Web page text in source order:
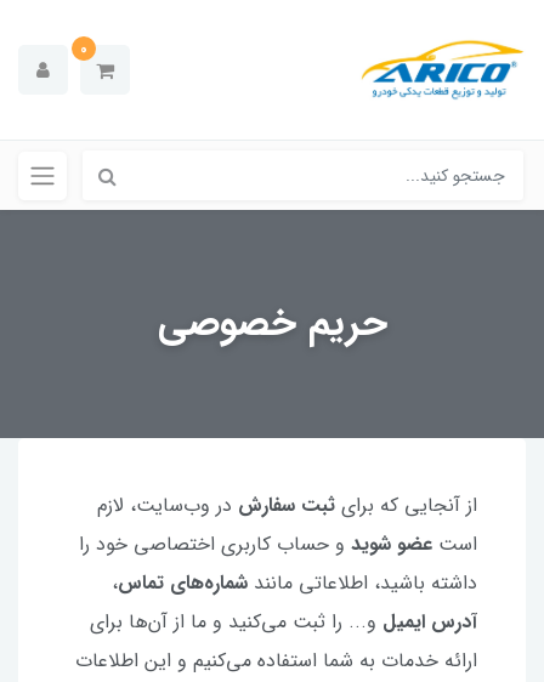
0
حریم خصوصی
از آنجایی که برای ثبت سفارش در وب‌سایت، لازم
است عضو شوید و حساب کاربری اختصاصی خود را
داشته باشید، اطلاعاتی مانند شماره‌های تماس،
آدرس ایمیل و... را ثبت می‌کنید و ما از آن‌ها برای
ارائه خدمات به شما استفاده می‌کنیم و این اطلاعات